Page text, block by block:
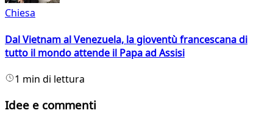
Chiesa
Dal Vietnam al Venezuela, la gioventù francescana di
tutto il mondo attende il Papa ad Assisi
1 min di lettura
Idee e commenti